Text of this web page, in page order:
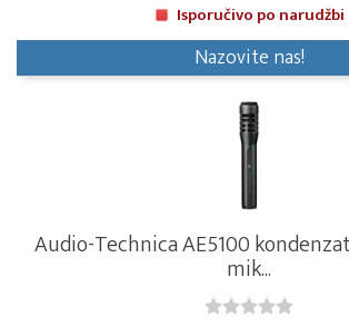
Isporučivo po narudžbi
Nazovite nas!
Audio-Technica AE5100
mik...